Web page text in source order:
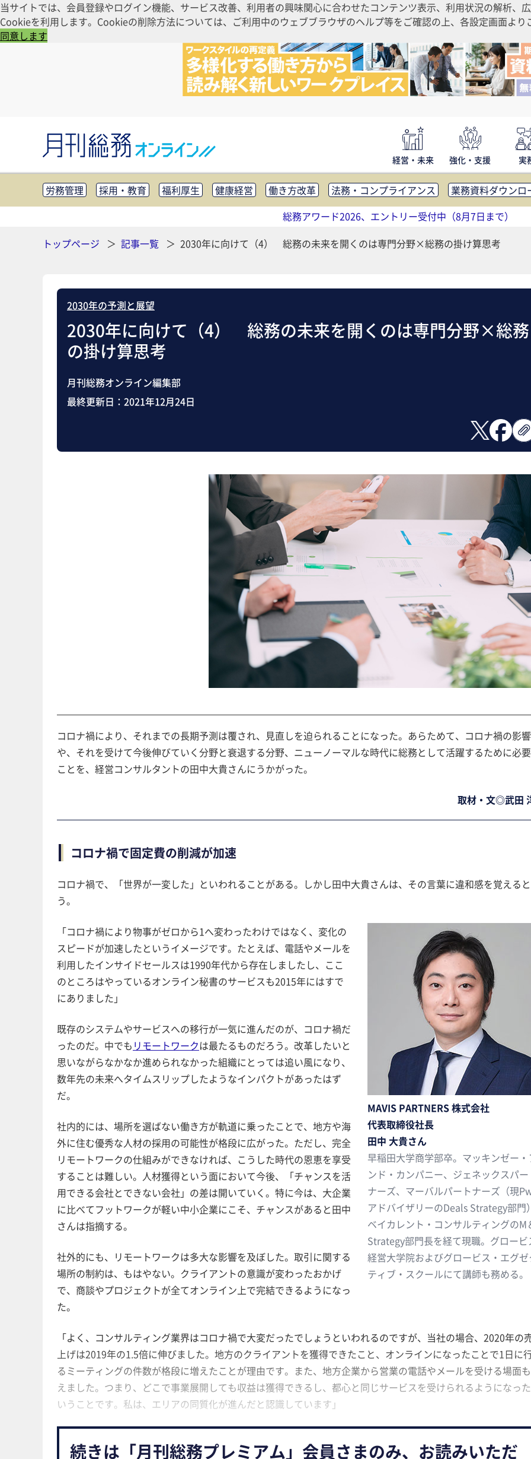
当サイトでは、会員登録やログイン機能、サービス改善、利用者の興味関心に合わせたコンテンツ表示、利用状況の解析、
Cookieを利用します。Cookieの削除方法については、ご利用中のウェブブラウザのヘルプ等をご確認の上、各設定画面よ
同意します
経営・未来 強化・支援 実
労務管理 採用・教育 福利厚生 健康経営 働き方改革 法務・コンプライアンス
業務資料ダウンロ
知財管理
リスクマネジメント・BCP 社外・社内広報 社外・社内コミュニケーション活性化
FM・オフ
助成金・補助金・コスト削減 アウトソーシング・BPO
調査・レ
総務アワード2026、エントリー受付中（8月7日まで）
トップページ
記事一覧 2030年に向けて（4） 総務の未来を開くのは専門分野×総務の掛け算思考
2030年の予測と展望
2030年に向けて（4） 総務の未来を開くのは専門分野×総務
の掛け算思考
月刊総務オンライン編集部
最終更新日： 2021年12月24日
コロナ禍により、それまでの長期予測は覆され、見直しを迫られることになった。あらためて、コロナ禍の影響
や、それを受けて今後伸びていく分野と衰退する分野、ニューノーマルな時代に総務として活躍するために必
ことを、経営コンサルタントの田中大貴さんにうかがった。
取材・文◎武田
コロナ禍で固定費の削減が加速
コロナ禍で、「世界が一変した」といわれることがある。しかし田中大貴さんは、その言葉に違和感を覚える
う。
MAVIS PARTNERS 株式会社
代表取締役社長
田中 大貴さん
早稲田大学商学部卒。マッキンゼー
ンド・カンパニー、ジェネックスパ
ナーズ、マーバルパートナーズ（現
アドバイザリーのDeals Strategy部門
ベイカレント・コンサルティングのM
Strategy部門長を経て現職。グロービ
経営大学院およびグロービス・エグ
ティブ・スクールにて講師も務める。
「コロナ禍により物事がゼロから1へ変わったわけではなく、変化の
スピードが加速したというイメージです。たとえば、電話やメールを
利用したインサイドセールスは1990年代から存在しましたし、ここ
のところはやっているオンライン秘書のサービスも2015年にはすで
にありました」
既存のシステムやサービスへの移行が一気に進んだのが、コロナ禍だ
ったのだ。中でも リモートワークは最たるものだろう。改革したいと
思いながらなかなか進められなかった組織にとっては追い風になり、
数年先の未来へタイムスリップしたようなインパクトがあったはず
だ。
社内的には、場所を選ばない働き方が軌道に乗ったことで、地方や海
外に住む優秀な人材の採用の可能性が格段に広がった。ただし、完全
リモートワークの仕組みができなければ、こうした時代の恩恵を享受
することは難しい。人材獲得という面において今後、「チャンスを活
用できる会社とできない会社」の差は開いていく。特に今は、大企業
に比べてフットワークが軽い中小企業にこそ、チャンスがあると田中
さんは指摘する。
社外的にも、リモートワークは多大な影響を及ぼした。取引に関する
場所の制約は、もはやない。クライアントの意識が変わったおかげ
で、商談やプロジェクトが全てオンライン上で完結できるようになっ
た。
「よく、コンサルティング業界はコロナ禍で大変だったでしょうといわれるのですが、当社の場合、2020年の
上げは2019年の1.5倍に伸びました。地方のクライアントを獲得できたこと、オンラインになったことで1日に
るミーティングの件数が格段に増えたことが理由です。また、地方企業から営業の電話やメールを受ける場面
えました。つまり、どこで事業展開しても収益は獲得できるし、都心と同じサービスを受けられるようになっ
いうことです。私は、エリアの同質化が進んだと認識しています」
続きは「月刊総務プレミアム」会員さまのみ、お読みいただ